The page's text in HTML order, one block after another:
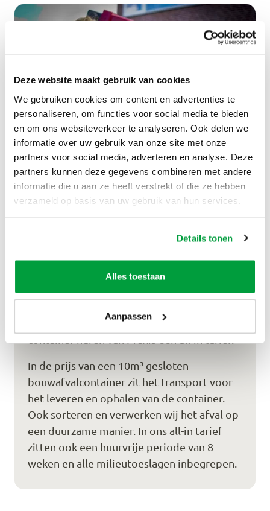
Deze website maakt gebruik van cookies
We gebruiken cookies om content en advertenties te
personaliseren, om functies voor social media te bieden
en om ons websiteverkeer te analyseren. Ook delen we
informatie over uw gebruik van onze site met onze
partners voor social media, adverteren en analyse. Deze
partners kunnen deze gegevens combineren met andere
informatie die u aan ze heeft verstrekt of die ze hebben
verzameld op basis van uw gebruik van hun services.
Details tonen
Alles toestaan
Aanpassen
Geen verrassingen achteraf
De genoemde prijzen
zijn all-in prijzen!
Vaak hoor je dat er kosten achteraf voldaan
ook niet prettig en daarom krijg je bij het
In de prijs van een 10m³ gesloten
bouwafvalcontainer zit het transport voor
het leveren en ophalen van de container.
Ook sorteren en verwerken wij het afval op
een duurzame manier. In ons all-in tarief
zitten ook een huurvrije periode van 8
weken en alle milieutoeslagen inbegrepen.